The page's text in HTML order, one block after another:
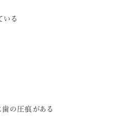
いる
の圧痕がある